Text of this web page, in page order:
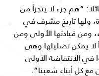
“هم جزء لا يتجزأ من
ولها تاريخ مشرف في
ومن قيادتها الأولى ومن
لا يمكن تضليلها وهي
في الانتفاضة الأولى
مع كل أبناء شعبنا”.